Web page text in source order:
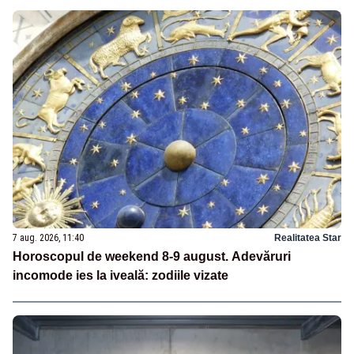
7 aug. 2026, 11:40 Realitatea Star
Horoscopul de weekend 8-9 august. Adevăruri
incomode ies la iveală: zodiile vizate